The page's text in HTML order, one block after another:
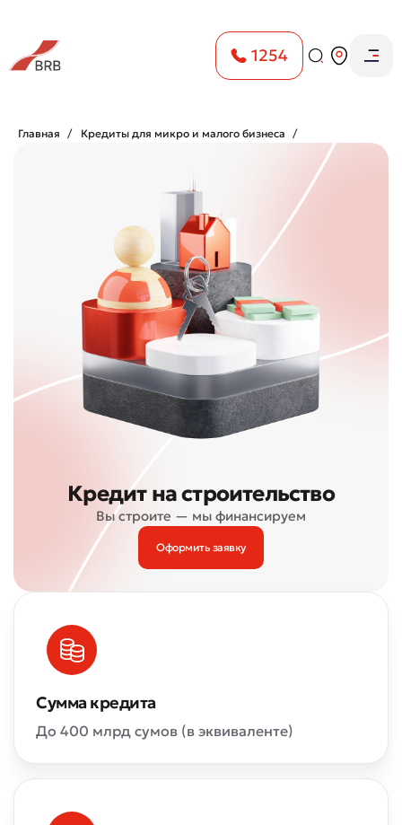
1254
Главная
Кредиты для микро и малого бизнеса
Кредит на строительство
Вы строите — мы финансируем
Оформить заявку
Сумма кредита
До 400 млрд сумов (в эквиваленте)